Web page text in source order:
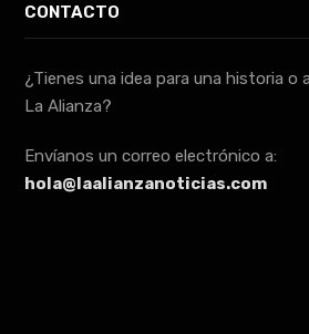
CONTACTO
¿Tienes una idea para una historia o
La Alianza?
Envíanos un correo electrónico a:
hola@laalianzanoticias.com